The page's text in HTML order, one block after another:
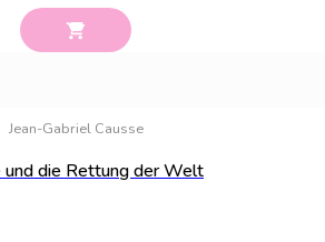
Jean-Gabriel Causse
und die Rettung der Welt